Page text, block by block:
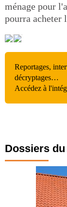
ménage pour
pourra acheter
Reportages,
décryptages…
Accédez à
Dossiers